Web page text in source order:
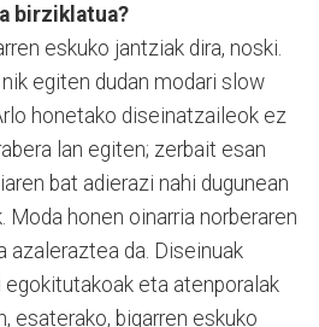
birziklatua?
eskuko jantziak dira, noski.
egiten dudan modari slow
honetako diseinatzaileok ez
lan egiten; zerbait esan
bat adierazi nahi dugunean
honen oinarria norberaren
azaleraztea da. Diseinuak
egokitutakoak eta atenporalak
esaterako, bigarren eskuko